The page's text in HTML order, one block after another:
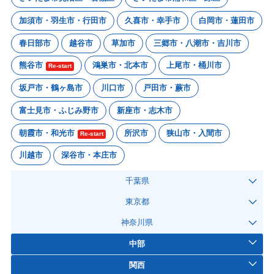
加須市・羽生市・行田市 久喜市・幸手市 白岡市・蓮田市
春日部市 越谷市 草加市 三郷市・八潮市・吉川市
熊谷市 Re-start 鴻巣市・北本市 上尾市・桶川市
坂戸市・鶴ヶ島市 川口市 戸田市・蕨市
富士見市・ふじみ野市 新座市・志木市
朝霞市・和光市 Re-start 所沢市 狭山市・入間市
川越市 深谷市・本庄市
千葉県
東京都
神奈川県
中部
関西